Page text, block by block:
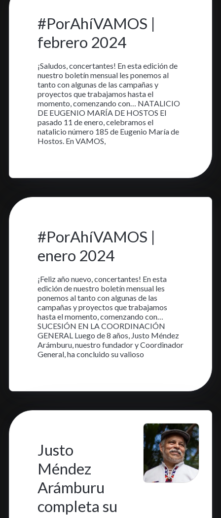
#PorAhíVAMOS |
febrero 2024
¡Saludos, concertantes! En esta edición de
nuestro boletín mensual les ponemos al
tanto con algunas de las campañas y
proyectos que trabajamos hasta el
momento, comenzando con… NATALICIO
DE EUGENIO MARÍA DE HOSTOS El
pasado 11 de enero, celebramos el
natalicio número 185 de Eugenio María de
Hostos. En VAMOS,
#PorAhíVAMOS |
enero 2024
¡Feliz año nuevo, concertantes! En esta
edición de nuestro boletín mensual les
ponemos al tanto con algunas de las
campañas y proyectos que trabajamos
hasta el momento, comenzando con…
SUCESIÓN EN LA COORDINACIÓN
GENERAL Luego de 8 años, Justo Méndez
Arámburu, nuestro fundador y Coordinador
General, ha concluido su valioso
Justo
Méndez
Arámburu
completa su